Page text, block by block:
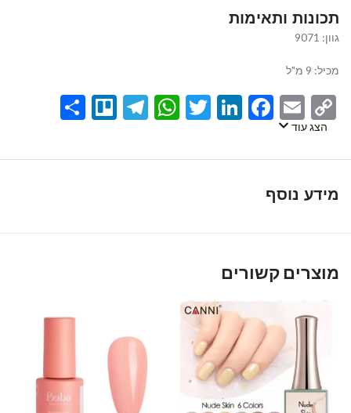
תכונות ותאימות
גוון: 9071
מכיל: 9 מ"ל
Copy
Link
Email
Facebook
LinkedIn
Twitter
WhatsApp
Telegram
Trello
הצג עוד
מידע נוסף
מוצרים קשורים